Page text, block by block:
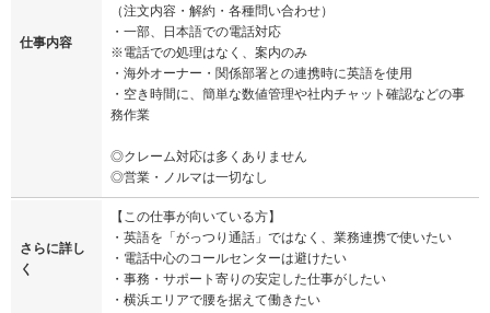
仕事内容
（注文内容・解約・各種問い合わせ）
・一部、日本語での電話対応
※電話での処理はなく、案内のみ
・海外オーナー・関係部署との連携時に英語を使用
・空き時間に、簡単な数値管理や社内チャット確認などの事
務作業
◎クレーム対応は多くありません
◎営業・ノルマは一切なし
さらに詳し
く
【この仕事が向いている方】
・英語を「がっつり通話」ではなく、業務連携で使いたい
・電話中心のコールセンターは避けたい
・事務・サポート寄りの安定した仕事がしたい
・横浜エリアで腰を据えて働きたい